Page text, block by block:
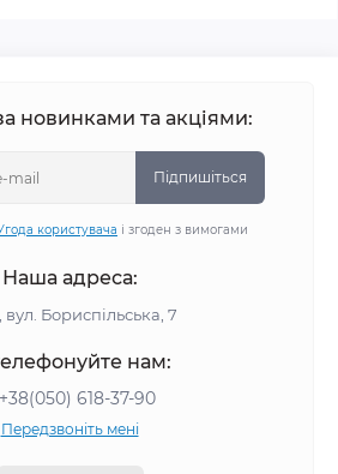
новинками та акціями:
Підпишіться
користувача і згоден з вимогами
Наша адреса:
вул. Бориспільська, 7
нам:
+38(050) 618-37-90
Передзвоніть мені